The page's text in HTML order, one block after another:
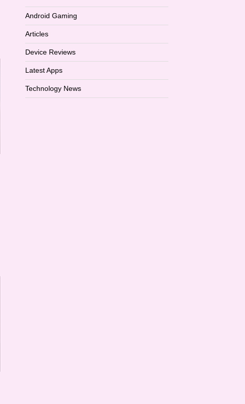
Android Gaming
Articles
Device Reviews
Latest Apps
Technology News